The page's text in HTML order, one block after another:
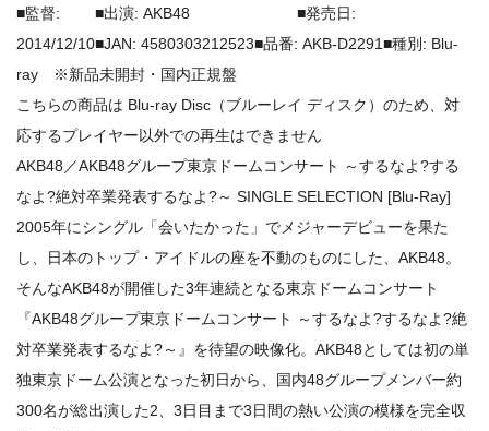
■監督: ■出演: AKB48 ■発売日:
2014/12/10■JAN: 4580303212523■品番: AKB-D2291■種別: Blu-
ray ※新品未開封・国内正規盤
こちらの商品は Blu-ray Disc（ブルーレイ ディスク）のため、対
応するプレイヤー以外での再生はできません
AKB48／AKB48グループ東京ドームコンサート ～するなよ?する
なよ?絶対卒業発表するなよ?～ SINGLE SELECTION [Blu-Ray]
2005年にシングル「会いたかった」でメジャーデビューを果た
し、日本のトップ・アイドルの座を不動のものにした、AKB48。
そんなAKB48が開催した3年連続となる東京ドームコンサート
『AKB48グループ東京ドームコンサート ～するなよ?するなよ?絶
対卒業発表するなよ?～』を待望の映像化。AKB48としては初の単
独東京ドーム公演となった初日から、国内48グループメンバー約
300名が総出演した2、3日目まで3日間の熱い公演の模様を完全収